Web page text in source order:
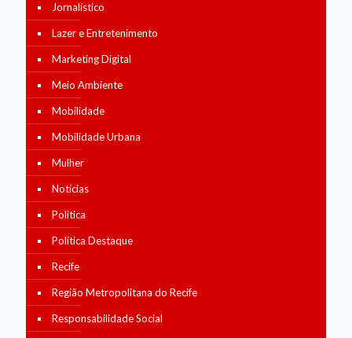
Jornalístico
Lazer e Entretenimento
Marketing Digital
Meio Ambiente
Mobilidade
Mobilidade Urbana
Mulher
Notícias
Política
Política Destaque
Recife
Região Metropolitana do Recife
Responsabilidade Social